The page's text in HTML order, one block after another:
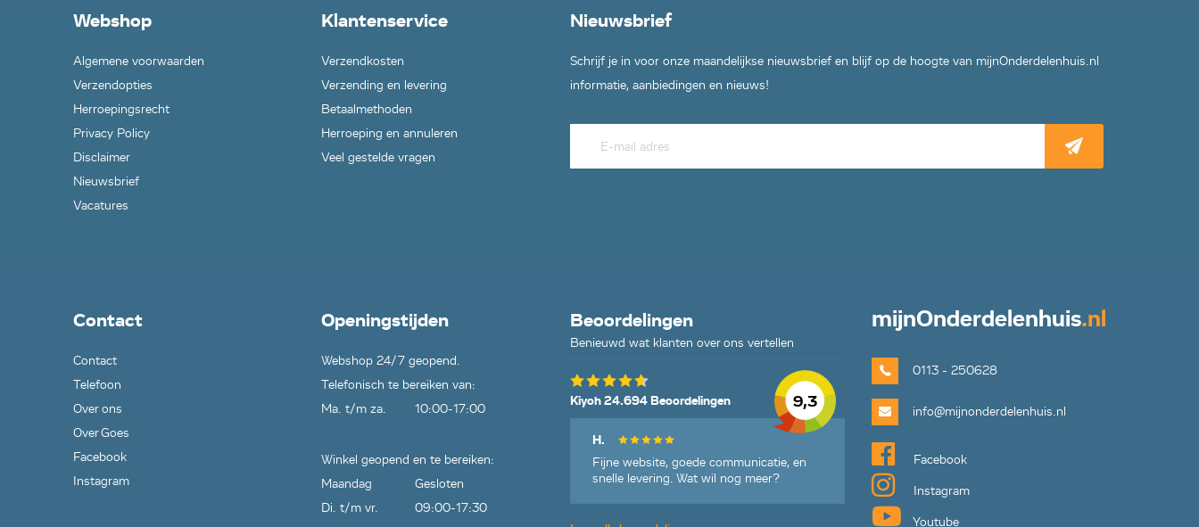
Webshop
Algemene voorwaarden
Verzendopties
Herroepingsrecht
Privacy Policy
Disclaimer
Nieuwsbrief
Vacatures
Klantenservice
Verzendkosten
Verzending en levering
Betaalmethoden
Herroeping en annuleren
Veel gestelde vragen
Nieuwsbrief
Schrijf je in voor onze maandelijkse nieuwsbrief en blijf op de hoogte van mijnOnderdelenhuis.nl
informatie, aanbiedingen en nieuws!
Contact
Contact
Telefoon
Over ons
Over Goes
Facebook
Instagram
Openingstijden
Webshop 24/7 geopend.
Telefonisch te bereiken van:
Ma. t/m za.
10:00-17:00
Winkel geopend en te bereiken:
Maandag
Gesloten
Di. t/m vr.
09:00-17:30
Beoordelingen
Benieuwd wat klanten over ons vertellen
9,3
Kiyoh 24.694 Beoordelingen
H.
Fijne website, goede communicatie, en
snelle levering. Wat wil nog meer?
mijnOnderdelenhuis.nl
0113 - 250628
info@mijnonderdelenhuis.nl
Facebook
Instagram
Youtube